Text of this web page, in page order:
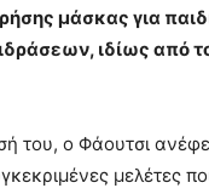
μάσκας για
ιδίως από
του, ο Φάουτσι
μελέτες